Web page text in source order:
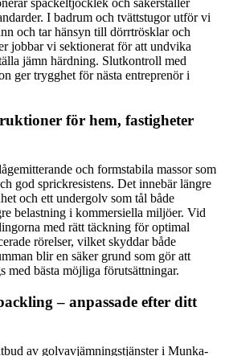
I badrum och tvättstugor utför vi
och tar hänsyn till dörrtrösklar och
jobbar vi sektionerat för att undvika
jämn härdning. Slutkontroll med
ger trygghet för nästa entreprenör i
för hem, fastigheter
och formstabila massor som
god sprickresistens. Det innebär längre
och ett undergolv som tål både
belastning i kommersiella miljöer. Vid
med rätt täckning för optimal
rörelser, vilket skyddar både
blir en säker grund som gör att
med bästa möjliga förutsättningar.
– anpassade efter ditt
av golvavjämningstjänster i Munka-